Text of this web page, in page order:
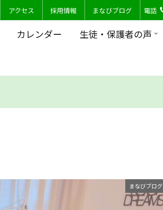
アクセス 採用情報 まなびブログ 電話
カレンダー 生徒・保護者の声
まなびブログ